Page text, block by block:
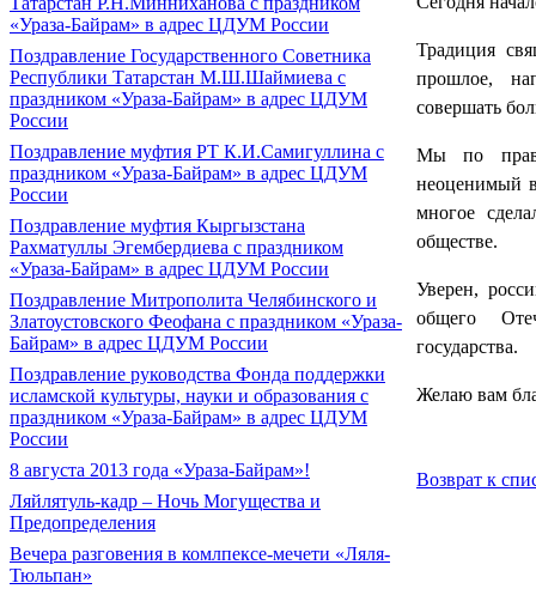
«Ураза-Байрам» в адрес ЦДУМ России
Поздравление Государственного Советника
Республики Татарстан М.Ш.Шаймиева с
праздником «Ураза-Байрам» в адрес ЦДУМ
России
Поздравление муфтия РТ К.И.Самигуллина с
праздником «Ураза-Байрам» в адрес ЦДУМ
России
Поздравление муфтия Кыргызстана
Рахматуллы Эгембердиева с праздником
«Ураза-Байрам» в адрес ЦДУМ России
Поздравление Митрополита Челябинского и
Златоустовского Феофана с праздником «Ураза-
Байрам» в адрес ЦДУМ России
Поздравление руководства Фонда поддержки
исламской культуры, науки и образования с
праздником «Ураза-Байрам» в адрес ЦДУМ
России
8 августа 2013 года «Ураза-Байрам»!
Ляйлятуль-кадр – Ночь Могущества и
Предопределения
Вечера разговения в комлпексе-мечети «Ляля-
Тюльпан»
Традиция
прошлое,
совершать
Мы по
неоценимый
многое
обществе.
Уверен,
общего
государства.
Желаю вам
Возврат к